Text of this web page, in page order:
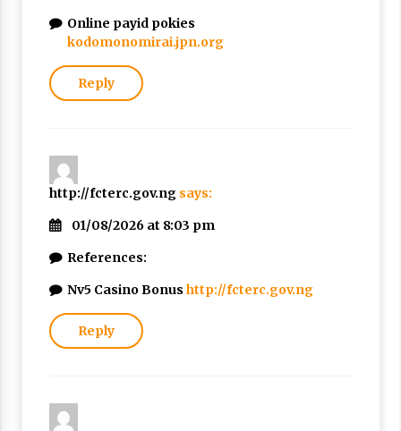
Online payid pokies
kodomonomirai.jpn.org
Reply
http://fcterc.gov.ng says:
01/08/2026 at 8:03 pm
References:
Nv5 Casino Bonus http://fcterc.gov.ng
Reply